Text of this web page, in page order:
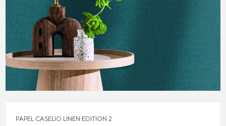
PAPEL CASELIO LINEN EDITION 2